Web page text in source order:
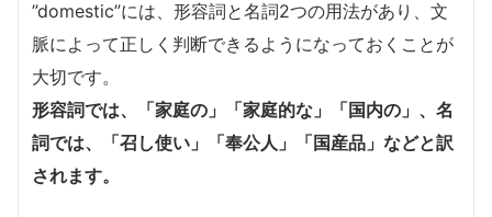
”domestic”には、形容詞と名詞2つの用法があり、文
脈によって正しく判断できるようになっておくことが
大切です。
形容詞では、「家庭の」「家庭的な」「国内の」、名
詞では、「召し使い」「奉公人」「国産品」などと訳
されます。